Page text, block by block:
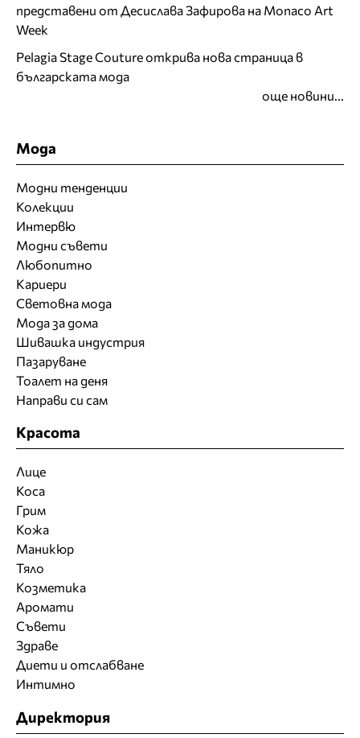
представени от Десислава Зафирова на Monaco Art
Week
Pelagia Stage Couture открива нова страница в
българската мода
още новини...
Мода
Модни тенденции
Колекции
Интервю
Модни съвети
Любопитно
Кариери
Световна мода
Мода за дома
Шивашка индустрия
Пазаруване
Тоалет на деня
Направи си сам
Красота
Лице
Коса
Грим
Кожа
Маникюр
Тяло
Козметика
Аромати
Съвети
Здраве
Диети и отслабване
Интимно
Директория